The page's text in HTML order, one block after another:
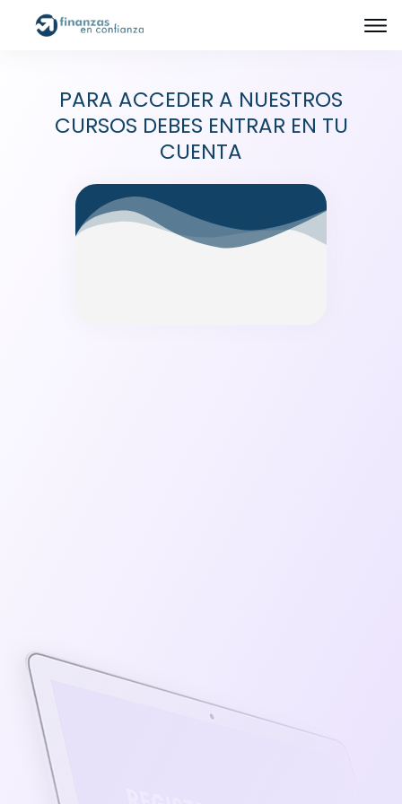
PARA ACCEDER A NUESTROS
CURSOS DEBES ENTRAR EN TU
CUENTA